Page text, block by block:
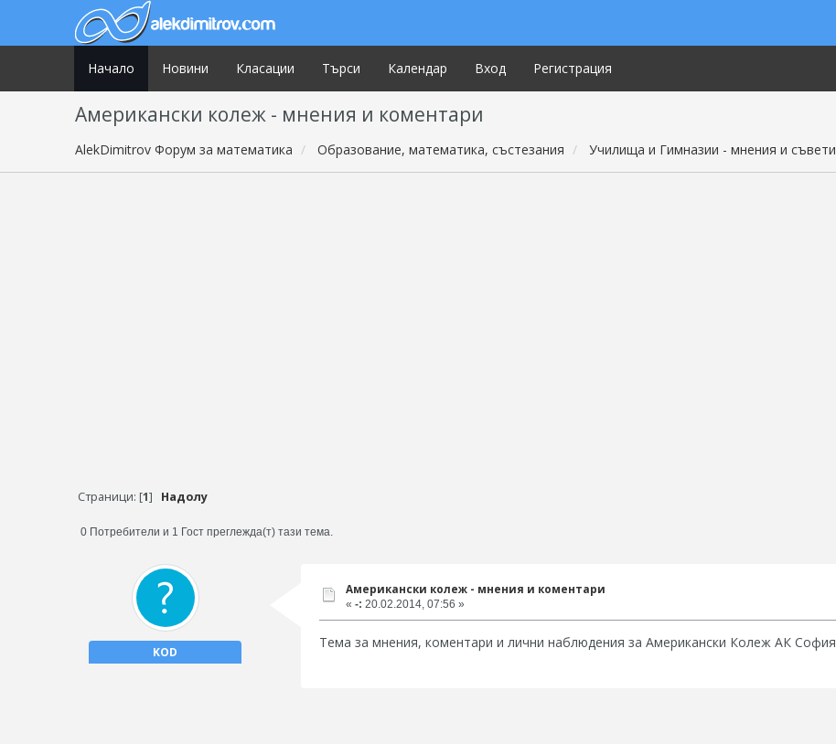
Начало Новини Класации Търси Календар Вход Регистрация
Американски колеж - мнения и коментари
AlekDimitrov Форум за математика Образование, математика, състезания Училища и Гимназии - мнения и съвети
Страници: [1] Надолу
0 Потребители и 1 Гост преглежда(т) тази тема.
KOD
Американски колеж - мнения и коментари
« -: 20.02.2014, 07:56 »
Тема за мнения, коментари и лични наблюдения за Американски Колеж АК София